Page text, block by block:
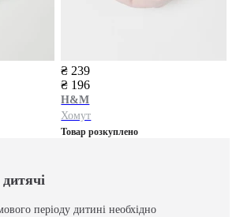
₴ 239
₴ 196
H&M
Хомут
Товар розкуплено
періоду дитині необхідно